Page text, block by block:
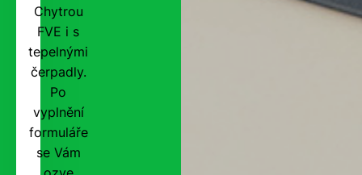
Chytrou
FVE i s
tepelnými
čerpadly.
Po
vyplnění
formuláře
se Vám